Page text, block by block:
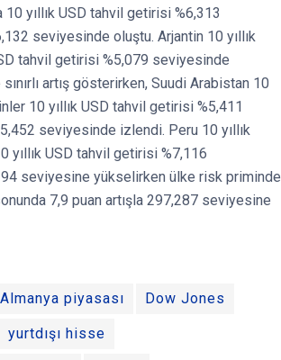
10 yıllık USD tahvil getirisi %6,313
seviyesinde oluştu. Arjantin 10 yıllık
tahvil getirisi %5,079 seviyesinde
artış gösterirken, Suudi Arabistan 10
10 yıllık USD tahvil getirisi %5,411
seviyesinde izlendi. Peru 10 yıllık
USD tahvil getirisi %7,116
seviyesine yükselirken ülke risk priminde
7,9 puan artışla 297,287 seviyesine
Almanya piyasası Dow Jones
yurtdışı hisse